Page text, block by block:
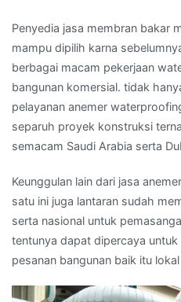
Penyedia jasa membran bakar
mampu dipilih karna
berbagai macam pekerjaan
bangunan komersial. tidak
pelayanan anemer
separuh proyek konstruksi
semacam Saudi Arabia serta
Keunggulan lain dari jasa
satu ini juga lantaran sudah
serta nasional untuk
tentunya dapat dipercaya untuk
pesanan bangunan baik itu